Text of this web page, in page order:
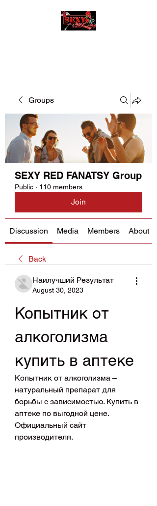
Groups
SEXY RED FANATSY Group
Public · 110 members
Join
Discussion Media Members About
Back
Наилучший Результат
August 30, 2023
Копытник от
алкоголизма
купить в аптеке
Копытник от алкоголизма –
натуральный препарат для
борьбы с зависимостью. Купить в
аптеке по выгодной цене.
Официальный сайт
производителя.